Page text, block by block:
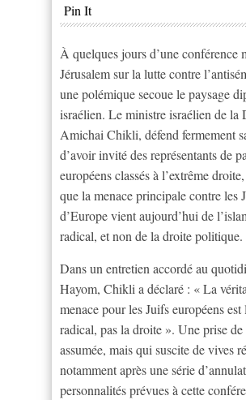
Pin It
À quelques jours d’une conférence
Jérusalem sur la lutte contre
une polémique secoue le paysage
israélien. Le ministre israélien de la
Amichai Chikli, défend fermement
d’avoir invité des représentants de
européens classés à l’extrême
que la menace principale contre les
d’Europe vient aujourd’hui de
radical, et non de la droite politique.
Dans un entretien accordé au
Hayom, Chikli a déclaré : « La
menace pour les Juifs européens est
radical, pas la droite ». Une prise
assumée, mais qui suscite de vives
notamment après une série
personnalités prévues à cette